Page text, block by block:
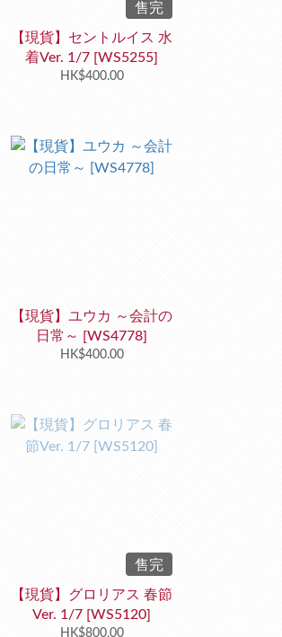
售完
【現貨】セントルイス 水
着Ver. 1/7 [WS5255]
HK$400.00
【現貨】ユウカ ～会計の
日常～ [WS4778]
HK$400.00
售完
【現貨】グロリアス 春節
Ver. 1/7 [WS5120]
HK$800.00